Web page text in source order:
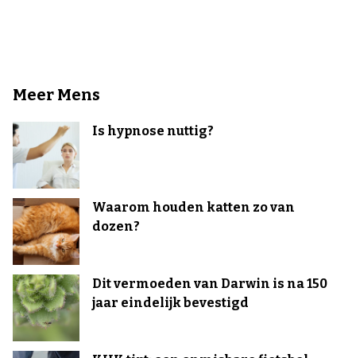
Meer Mens
Is hypnose nuttig?
Waarom houden katten zo van
dozen?
Dit vermoeden van Darwin is na 150
jaar eindelijk bevestigd